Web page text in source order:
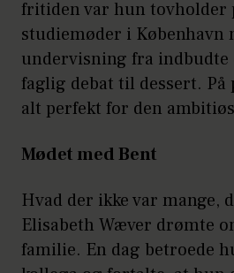
fritiden var hun tovholder
studiemøder i København
undervisning fra indbudte
faglig debat til dessert. På
alt perfekt for den
Mødet med Bent
Hvad der ikke var mange,
Elisabeth Wæver drømte
familie. En dag betroede